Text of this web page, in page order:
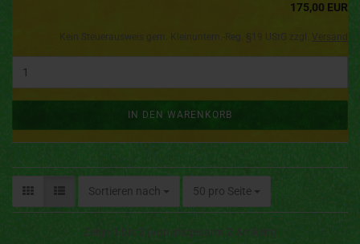
175,00 EUR
Versand
IN DEN WARENKORB
Sortieren nach 50 pro Seite